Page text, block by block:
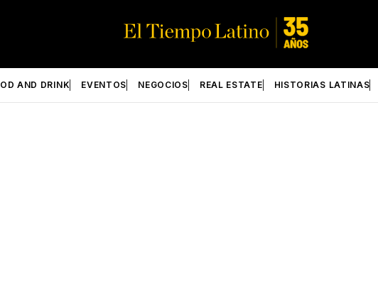
AND DRINK EVENTOS NEGOCIOS REAL ESTATE HISTORIAS LATINAS